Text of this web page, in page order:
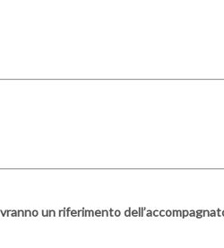
un riferimento